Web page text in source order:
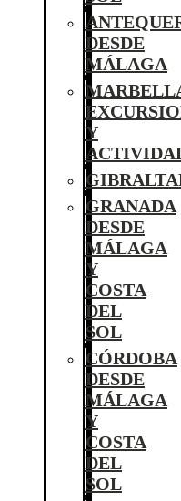
DESDE
MÁLAGA
Y
GRANADA
DESDE
MÁLAGA
Y
COSTA
DEL
SOL
CÓRDOBA
DESDE
MÁLAGA
Y
COSTA
DEL
SOL